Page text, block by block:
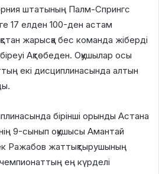
штатының Палм-Спрингс
17 елден 100-ден астам
жарысқа бес команда жіберді
Ақтөбеден. Оқушылар осы
екі дисциплинасында алтын
бірінші орынды Астана
9-сынып оқушысы Амантай
Ражабов жаттықтырушының
ең күрделі